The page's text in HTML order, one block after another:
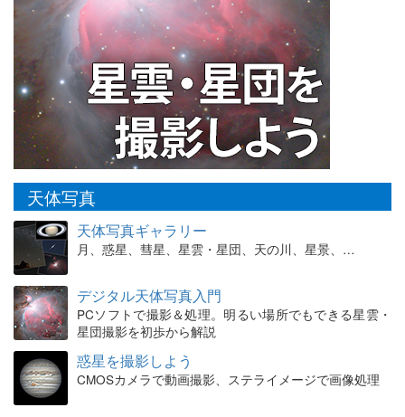
天体写真
天体写真ギャラリー
月、惑星、彗星、星雲・星団、天の川、星景、…
デジタル天体写真入門
PCソフトで撮影＆処理。明るい場所でもできる星雲・
星団撮影を初歩から解説
惑星を撮影しよう
CMOSカメラで動画撮影、ステライメージで画像処理